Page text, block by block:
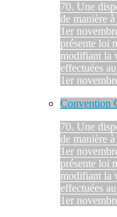
70. Une
de manière
1er
présente loi
modifiant la
effectuées
1er
Convention
70. Une
de manière
1er
présente loi
modifiant la
effectuées
1er